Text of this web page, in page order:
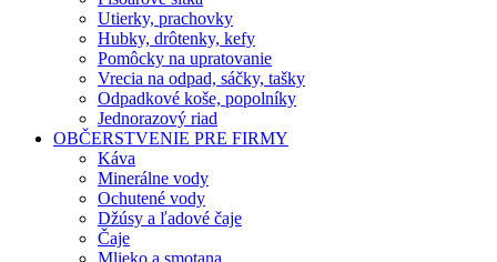
Utierky, prachovky
Hubky, drôtenky, kefy
Pomôcky na upratovanie
Vrecia na odpad, sáčky, tašky
Odpadkové koše, popolníky
Jednorazový riad
OBČERSTVENIE PRE FIRMY
Káva
Minerálne vody
Ochutené vody
Džúsy a ľadové čaje
Čaje
Mlieko a smotana